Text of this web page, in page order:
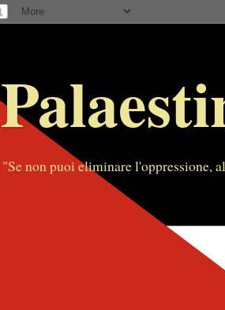
"Se non puoi eliminare l'oppressione,